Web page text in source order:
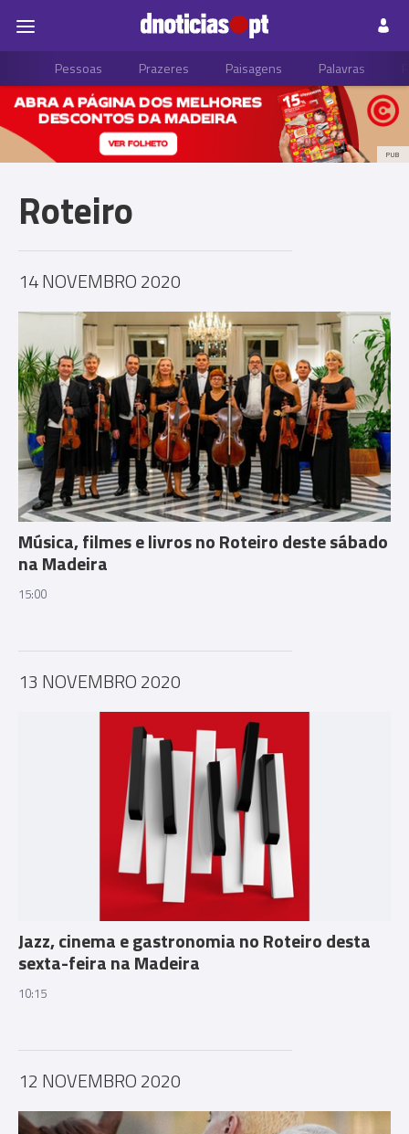
Pessoas Prazeres Paisagens Palavras
PUB
Roteiro
14 NOVEMBRO 2020
Música, filmes e livros no Roteiro deste sábado
na Madeira
15:00
13 NOVEMBRO 2020
Jazz, cinema e gastronomia no Roteiro desta
sexta-feira na Madeira
10:15
12 NOVEMBRO 2020